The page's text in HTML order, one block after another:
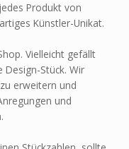
Produkt von
Künstler-Unikat.
Vielleicht gefällt
Stück. Wir
erweitern und
und